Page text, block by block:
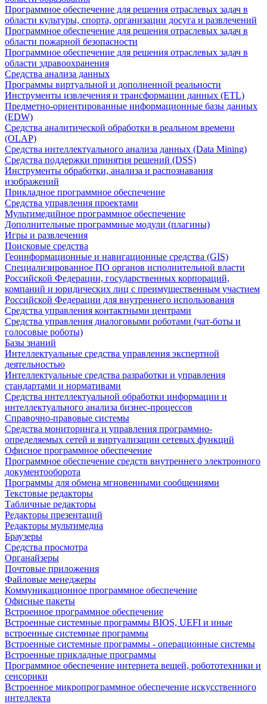
Программное обеспечение для решения отраслевых задач в
области культуры, спорта, организации досуга и развлечений
Программное обеспечение для решения отраслевых задач в
области пожарной безопасности
Программное обеспечение для решения отраслевых задач в
области здравоохранения
Средства анализа данных
Программы виртуальной и дополненной реальности
Инструменты извлечения и трансформации данных (ETL)
Предметно-ориентированные информационные базы данных
(EDW)
Средства аналитической обработки в реальном времени
(OLAP)
Средства интеллектуального анализа данных (Data Mining)
Средства поддержки принятия решений (DSS)
Инструменты обработки, анализа и распознавания
изображений
Прикладное программное обеспечение
Средства управления проектами
Мультимедийное программное обеспечение
Дополнительные программные модули (плагины)
Игры и развлечения
Поисковые средства
Геоинформационные и навигационные средства (GIS)
Специализированное ПО органов исполнительной власти
Российской Федерации, государственных корпораций,
компаний и юридических лиц с преимущественным участием
Российской Федерации для внутреннего использования
Средства управления контактными центрами
Средства управления диалоговыми роботами (чат-боты и
голосовые роботы)
Базы знаний
Интеллектуальные средства управления экспертной
деятельностью
Интеллектуальные средства разработки и управления
стандартами и нормативами
Средства интеллектуальной обработки информации и
интеллектуального анализа бизнес-процессов
Справочно-правовые системы
Средства мониторинга и управления программно-
определяемых сетей и виртуализации сетевых функций
Офисное программное обеспечение
Программное обеспечение средств внутреннего электронного
документооборота
Программы для обмена мгновенными сообщениями
Текстовые редакторы
Табличные редакторы
Редакторы презентаций
Редакторы мультимедиа
Браузеры
Средства просмотра
Органайзеры
Почтовые приложения
Файловые менеджеры
Коммуникационное программное обеспечение
Офисные пакеты
Встроенное программное обеспечение
Встроенные системные программы BIOS, UEFI и иные
встроенные системные программы
Встроенные системные программы - операционные системы
Встроенные прикладные программы
Программное обеспечение интернета вещей, робототехники и
сенсорики
Встроенное микропрограммное обеспечение искусственного
интеллекта